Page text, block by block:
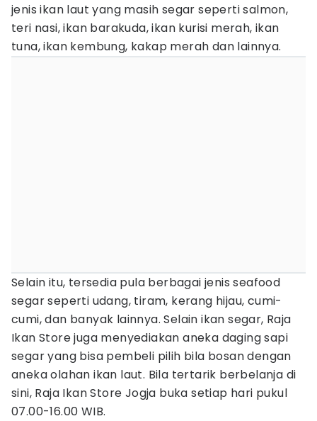
jenis ikan laut yang masih segar seperti salmon,
teri nasi, ikan barakuda, ikan kurisi merah, ikan
tuna, ikan kembung, kakap merah dan lainnya.
Selain itu, tersedia pula berbagai jenis seafood
segar seperti udang, tiram, kerang hijau, cumi-
cumi, dan banyak lainnya. Selain ikan segar, Raja
Ikan Store juga menyediakan aneka daging sapi
segar yang bisa pembeli pilih bila bosan dengan
aneka olahan ikan laut. Bila tertarik berbelanja di
sini, Raja Ikan Store Jogja buka setiap hari pukul
07.00-16.00 WIB.